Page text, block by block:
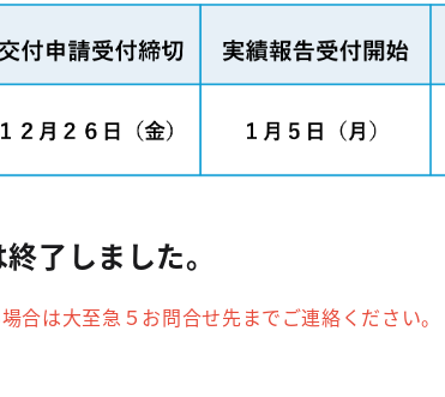
了しました。
合は大至急５お問合せ先までご連絡ください。